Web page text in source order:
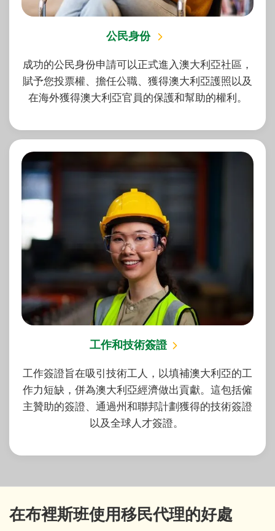
公民身份
成功的公民身份申請可以正式進入澳大利亞社區，
賦予您投票權、擔任公職、獲得澳大利亞護照以及
在海外獲得澳大利亞官員的保護和幫助的權利。
工作和技術簽證
工作簽證旨在吸引技術工人，以填補澳大利亞的工
作力短缺，併為澳大利亞經濟做出貢獻。這包括僱
主贊助的簽證、通過州和聯邦計劃獲得的技術簽證
以及全球人才簽證。
在布裡斯班使用移民代理的好處